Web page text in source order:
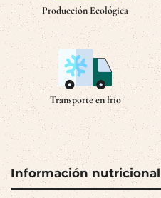
Producción Ecológica
Transporte en frío
Información nutricional